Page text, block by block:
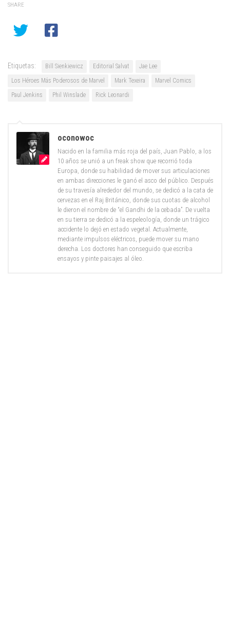
SHARE
Etiquetas: Bill Sienkiewicz Editorial Salvat
Jae Lee
Los Héroes Más Poderosos de Marvel
Mark Texeira
Marvel Comics
Paul Jenkins
Phil Winslade Rick Leonardi
oconowoc
Nacido en la familia más roja del país, Juan Pablo, a los
10 años se unió a un freak show que recorrió toda
Europa, donde su habilidad de mover sus articulaciones
en ambas direcciones le ganó el asco del público. Después
de su travesía alrededor del mundo, se dedicó a la cata de
cervezas en el Raj Británico, donde sus cuotas de alcohol
le dieron el nombre de “el Gandhi de la cebada”. De vuelta
en su tierra se dedicó a la espeleología, donde un trágico
accidente lo dejó en estado vegetal. Actualmente,
mediante impulsos eléctricos, puede mover su mano
derecha. Los doctores han conseguido que escriba
ensayos y pinte paisajes al óleo.